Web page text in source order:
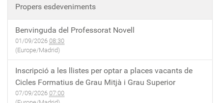
Propers esdeveniments
Benvinguda del Professorat Novell
01/09/2026 08:30
(Europe/Madrid)
Inscripció a les llistes per optar a places vacants de
Cicles Formatius de Grau Mitjà i Grau Superior
07/09/2026 07:00